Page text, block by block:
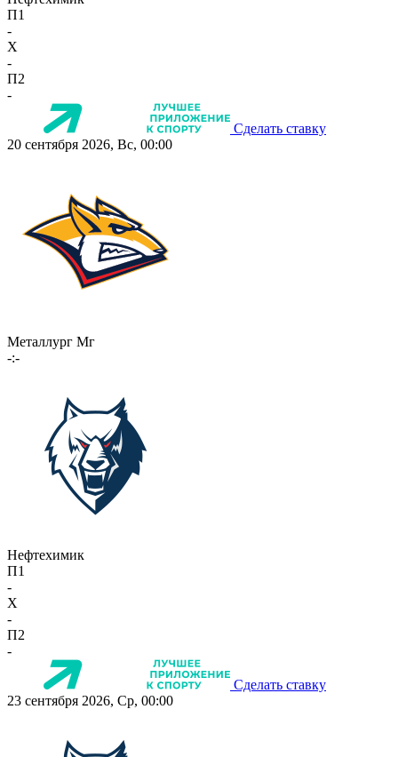
П1
-
X
-
П2
-
Сделать ставку
20 сентября 2026, Вс, 00:00
Металлург Мг
-:-
Нефтехимик
П1
-
X
-
П2
-
Сделать ставку
23 сентября 2026, Ср, 00:00